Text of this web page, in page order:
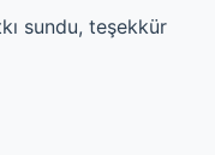
sundu, teşekkür